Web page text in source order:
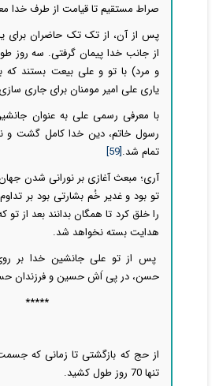
صراط مستقیم تا قیامت از طرف خدا
پس از آن، از تک تک حاضران برای
از جانب خدا پیمان گرفتی. سه روز
و مرد) با تو و علی بیعت بستند که
یاری علی امیر مومنان برای جاری
با معرفی رسمی علی به عنوان
رسول خاتم، دین خدا کامل گشت و
تمام شد.[59]
آری؛ مبعث آغازی بر نورانی شدن
تو بود و غدیر خُم بشارتی بود بر
را خلق کرد تا همگان بدانند بعد از
هدایت بسته نخواهد شد.
پس از تو علی جانشین خدا بر
حسن، در پی اَش حسین و فرزندان
*****
از حج که بازگشتی تا زمانی که
تنها 70 روز طول کشید.